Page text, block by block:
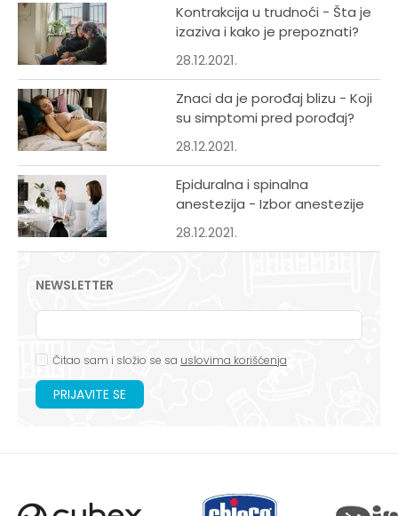
Kontrakcija u trudnoći - Šta je
izaziva i kako je prepoznati?
28.12.2021.
Znaci da je porođaj blizu - Koji
su simptomi pred porođaj?
28.12.2021.
Epiduralna i spinalna
anestezija - Izbor anestezije
28.12.2021.
NEWSLETTER
Čitao sam i složio se sa uslovima korišćenja
PRIJAVITE SE